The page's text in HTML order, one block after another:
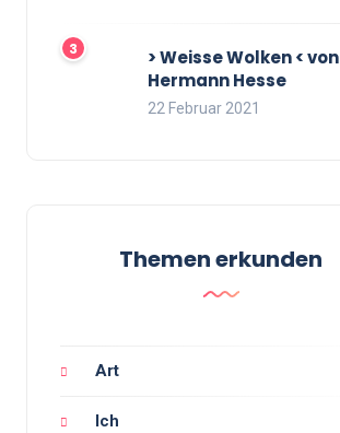
> Weisse Wolken < von
Hermann Hesse
22 Februar 2021
Themen erkunden
Art
Ich